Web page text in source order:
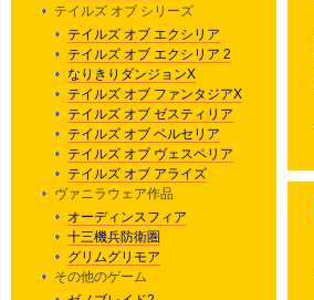
テイルズ オブ シリーズ
テイルズ オブ エクシリア
テイルズ オブ エクシリア 2
なりきりダンジョンX
テイルズ オブ ファンタジアX
テイルズ オブ ゼスティリア
テイルズ オブ ベルセリア
テイルズ オブ ヴェスペリア
テイルズ オブ アライズ
ヴァニラウェア作品
オーディンスフィア
十三機兵防衛圏
グリムグリモア
その他のゲーム